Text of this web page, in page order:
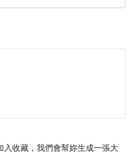
收藏，我們會幫妳生成一張大